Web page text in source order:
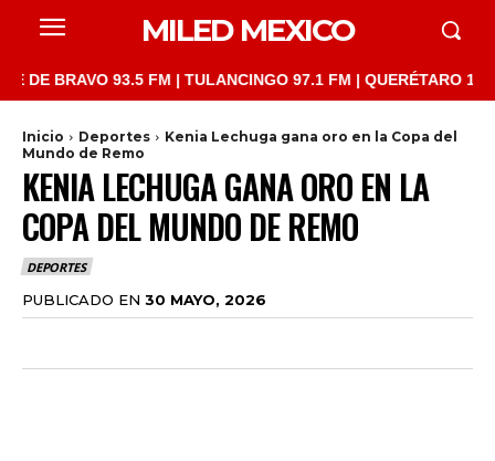
MILED MEXICO
93.5 FM | TULANCINGO 97.1 FM | QUERÉTARO 103.1
Inicio Deportes
Kenia Lechuga gana oro en la Copa del
Mundo de Remo
KENIA LECHUGA GANA ORO EN LA
COPA DEL MUNDO DE REMO
DEPORTES
PUBLICADO EN 30 MAYO, 2026